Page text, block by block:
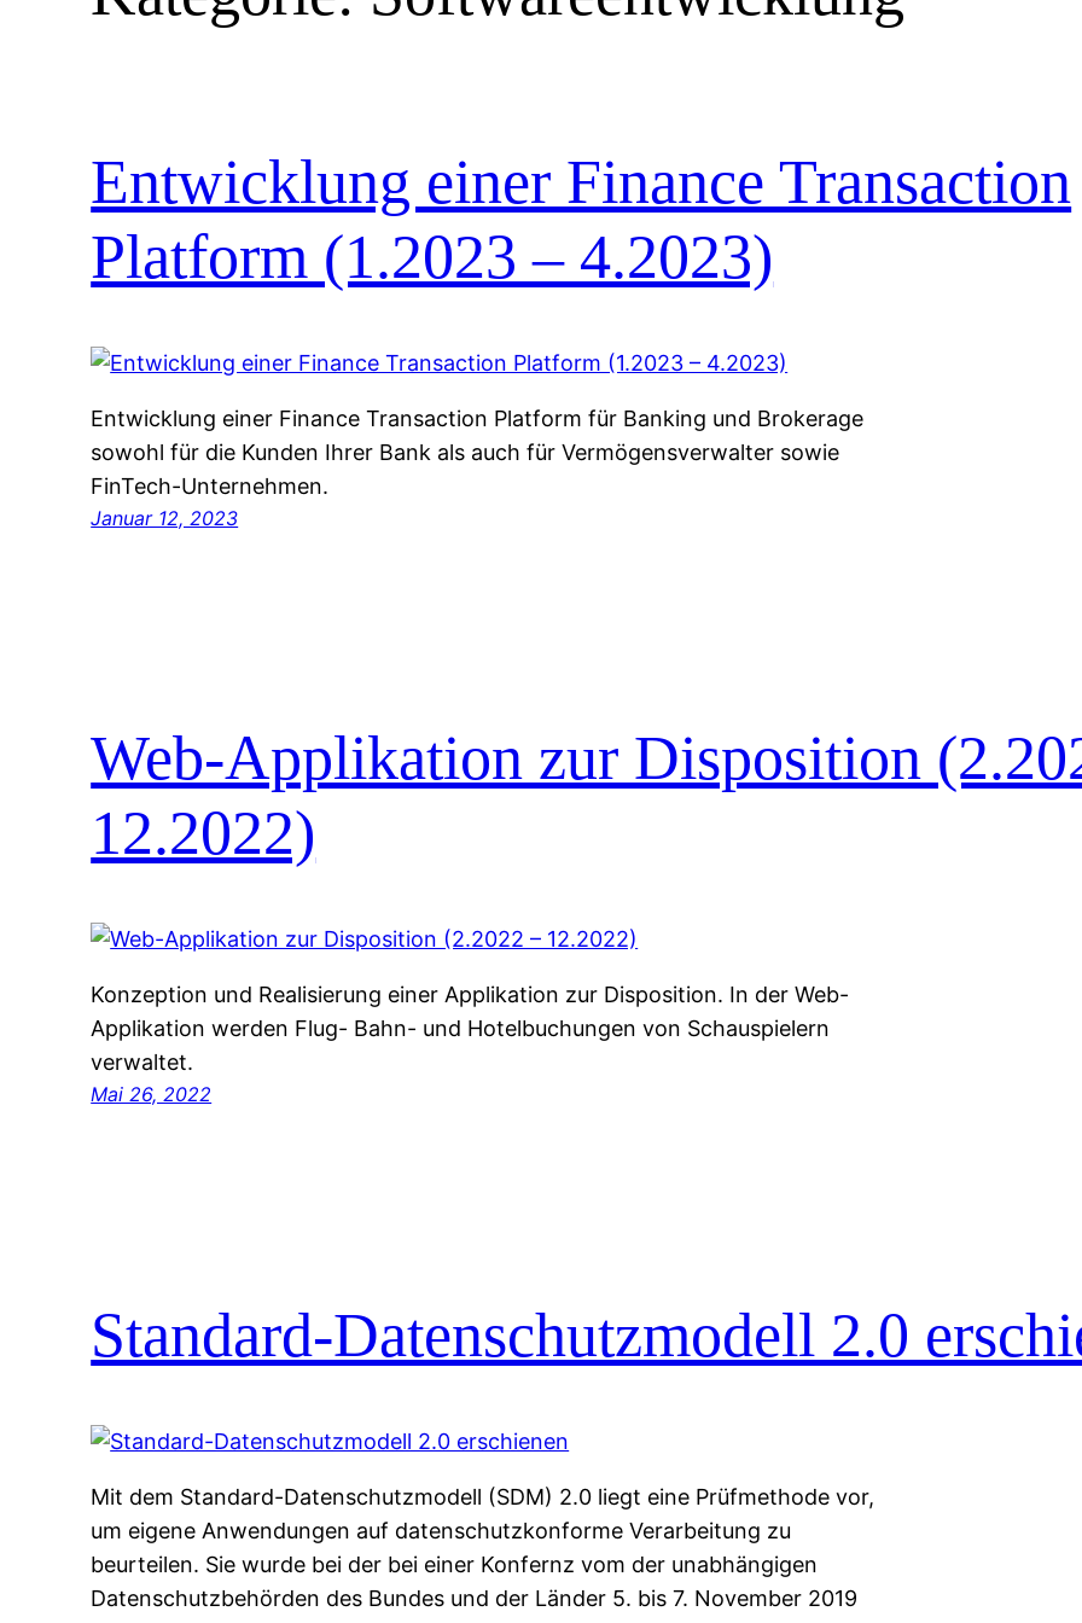
Entwicklung einer Finance Transaction
Platform (1.2023 – 4.2023)
Entwicklung einer Finance Transaction Platform für Banking und Brokerage
sowohl für die Kunden Ihrer Bank als auch für Vermögensverwalter sowie
FinTech-Unternehmen.
Januar 12, 2023
Web-Applikation zur Disposition
12.2022)
Konzeption und Realisierung einer Applikation zur Disposition. In der Web-
Applikation werden Flug- Bahn- und Hotelbuchungen von Schauspielern
verwaltet.
Mai 26, 2022
Standard-Datenschutzmodell 2.0
Mit dem Standard-Datenschutzmodell (SDM) 2.0 liegt eine Prüfmethode vor,
um eigene Anwendungen auf datenschutzkonforme Verarbeitung zu
beurteilen. Sie wurde bei der bei einer Konfernz vom der unabhängigen
Datenschutzbehörden des Bundes und der Länder 5. bis 7. November 2019